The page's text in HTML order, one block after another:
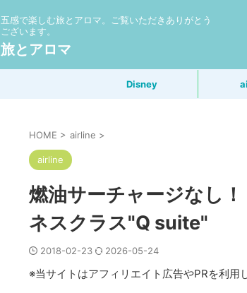
五感で楽しむ旅とアロマ。ご覧いただきありがとう
ございます。
旅とアロマ
Disney
HOME > airline >
airline
燃油サーチャージなし
ネスクラス"Q suite"
2018-02-23 2026-05-24
※当サイトはアフィリエイト広告やPRを利用